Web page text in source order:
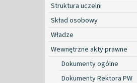
Struktura uczelni
Skład osobowy
Władze
Wewnętrzne akty prawne
Dokumenty ogólne
Dokumenty Rektora PW